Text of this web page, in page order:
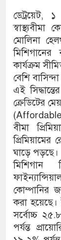
ডেট্রয়েট,
মোলিনা
কার্যক্রম
বেশি
এই
ক্রেডিটের
(Affordable
বীমা
ঘাড়ে পড়ছে।
মিশিগান
কোম্পানির
করা হয়েছে।
সর্বোচ্চ
পর্যন্ত